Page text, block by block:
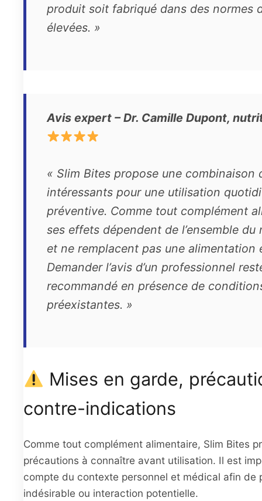
produit soit fabriqué dans des normes
élevées. »
Avis expert – Dr. Camille Dupont,
« Slim Bites propose une combinaison
intéressants pour une utilisation
préventive. Comme tout complément
ses effets dépendent de l’ensemble du
et ne remplacent pas une alimentation
Demander l’avis d’un professionnel
recommandé en présence de
préexistantes. »
Mises en garde,
contre-indications
Comme tout complément alimentaire, Slim Bites
précautions à connaître avant utilisation. Il est
compte du contexte personnel et médical afin de
indésirable ou interaction potentielle.